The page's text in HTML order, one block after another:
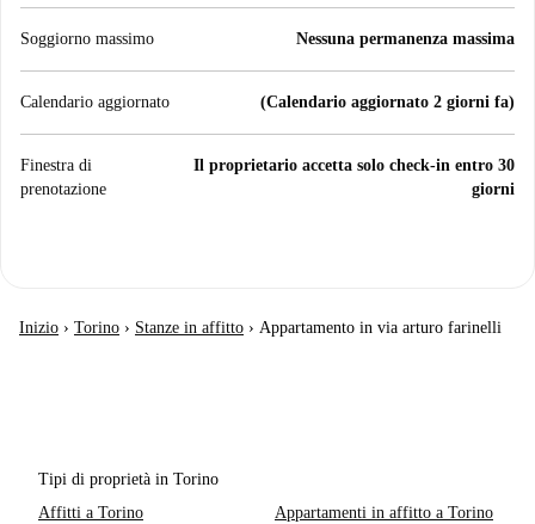
Soggiorno massimo Nessuna permanenza massima
Calendario aggiornato (Calendario aggiornato 2 giorni fa)
Finestra di
prenotazione
Il proprietario accetta solo check-in entro 30
giorni
Inizio › Torino › Stanze in affitto › Appartamento in via arturo farinelli
Tipi di proprietà in Torino
Affitti a Torino
Appartamenti in affitto a Torino